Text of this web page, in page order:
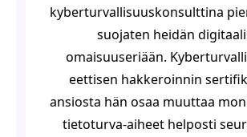
kyberturvallisuuskonsulttina
suojaten heidän
omaisuuseriään.
eettisen hakkeroinnin
ansiosta hän osaa muuttaa
tietoturva-aiheet helposti